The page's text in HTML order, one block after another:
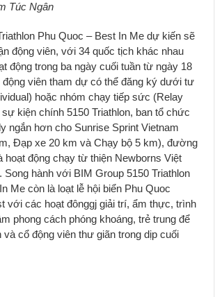
Túc Ngân
Phu Quoc – Best In Me dự kiến sẽ
động viên, với 34 quốc tịch khác nhau
động trong ba ngày cuối tuần từ ngày 18
động viên tham dự có thể đăng ký dưới tư
hoặc nhóm chạy tiếp sức (Relay
kiện chính 5150 Triathlon, ban tổ chức
ngắn hơn cho Sunrise Sprint Vietnam
Đạp xe 20 km và Chạy bộ 5 km), đường
hoạt động chạy từ thiện Newborns Việt
Song hành với BIM Group 5150 Triathlon
Me còn là loạt lễ hội biển Phu Quoc
với các hoạt đônggj giải trí, ẩm thực, trình
phong cách phóng khoáng, trẻ trung để
và cổ động viên thư giãn trong dịp cuối